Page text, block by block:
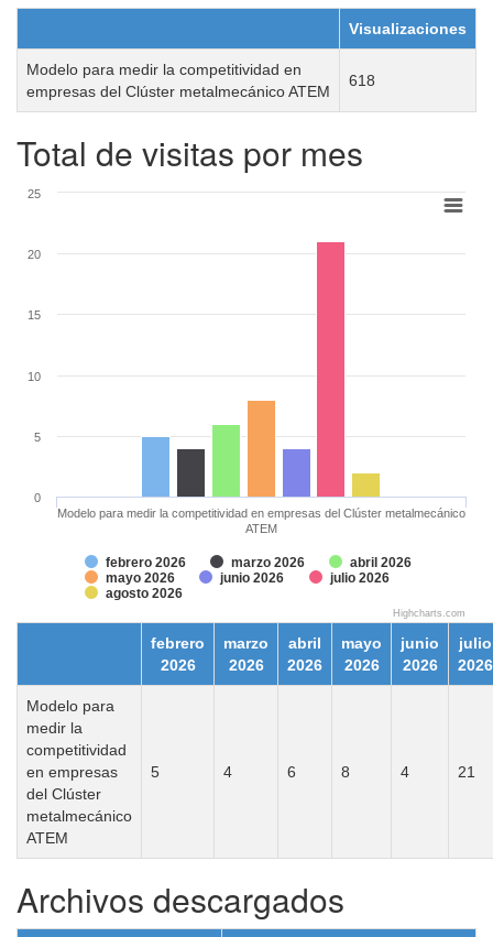
Visualizaciones
Modelo para medir la competitividad en
empresas del Clúster metalmecánico ATEM
618
Total de visitas por mes
febrero 2026 marzo 2026
abril 2026
mayo 2026
junio 2026
julio 2026
agosto 2026
Modelo para medir la competitividad en empresas del Clúster metalmecánico
ATEM
0
5
10
15
20
25
Highcharts.com
febrero
2026
marzo
2026
abril
2026
mayo
2026
junio
2026
julio
2026
Modelo para
medir la
competitividad
en empresas
del Clúster
metalmecánico
ATEM
5 4 6 8 4 21
Archivos descargados